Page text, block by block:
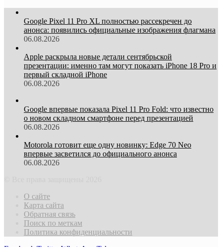
Google Pixel 11 Pro XL полностью рассекречен до
анонса: появились официальные изображения флагмана
06.08.2026
Apple раскрыла новые детали сентябрьской
презентации: именно там могут показать iPhone 18 Pro и
первый складной iPhone
06.08.2026
Google впервые показала Pixel 11 Pro Fold: что известно
о новом складном смартфоне перед презентацией
06.08.2026
Motorola готовит еще одну новинку: Edge 70 Neo
впервые засветился до официального анонса
06.08.2026
О сайте
Карта сайта
Обратная связь
Поиск по меткам
Политика конфиденциальности